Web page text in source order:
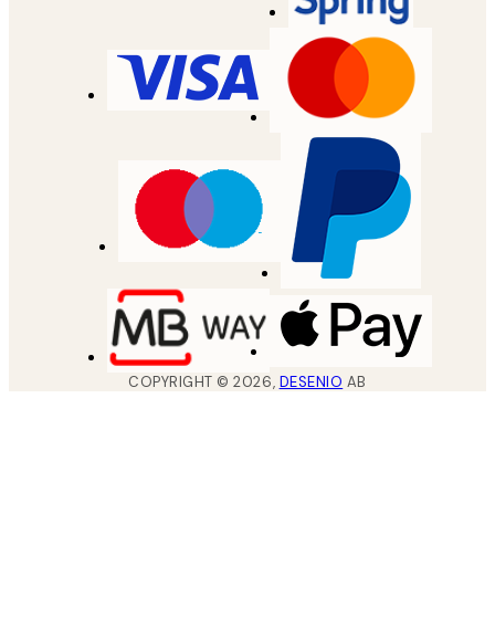
COPYRIGHT ©2026, DESENIO AB